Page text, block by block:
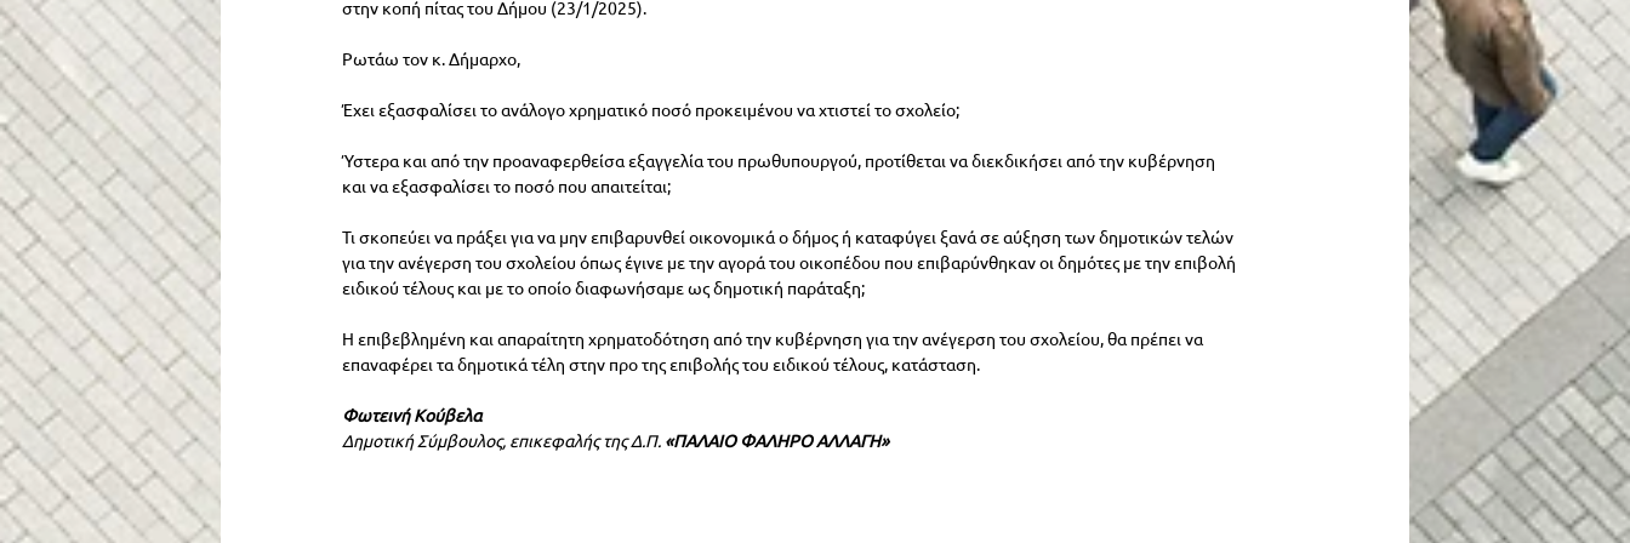
στην κοπή πίτας του Δήμου (23/1/2025).
Ρωτάω τον κ. Δήμαρχο,
Έχει εξασφαλίσει το ανάλογο χρηματικό ποσό προκειμένου να χτιστεί το σχολείο;
Ύστερα και από την προαναφερθείσα εξαγγελία του πρωθυπουργού, προτίθεται να διεκδικήσει από την κυβέρνηση
και να εξασφαλίσει το ποσό που απαιτείται;
Τι σκοπεύει να πράξει για να μην επιβαρυνθεί οικονομικά ο δήμος ή καταφύγει ξανά σε αύξηση των δημοτικών τελών
για την ανέγερση του σχολείου όπως έγινε με την αγορά του οικοπέδου που επιβαρύνθηκαν οι δημότες με την επιβολή
ειδικού τέλους και με το οποίο διαφωνήσαμε ως δημοτική παράταξη;
Η επιβεβλημένη και απαραίτητη χρηματοδότηση από την κυβέρνηση για την ανέγερση του σχολείου, θα πρέπει να
επαναφέρει τα δημοτικά τέλη στην προ της επιβολής του ειδικού τέλους, κατάσταση.
Φωτεινή Κούβελα
Δημοτική Σύμβουλος, επικεφαλής της Δ.Π. «ΠΑΛΑΙΟ ΦΑΛΗΡΟ ΑΛΛΑΓΗ»